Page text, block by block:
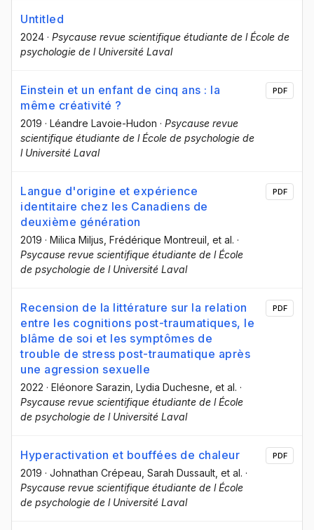
Untitled
2024 · Psycause revue scientifique étudiante de l École de
psychologie de l Université Laval
Einstein et un enfant de cinq ans : la
même créativité ?
2019 · Léandre Lavoie-Hudon · Psycause revue
scientifique étudiante de l École de psychologie de
l Université Laval
PDF
Langue d'origine et expérience
identitaire chez les Canadiens de
deuxième génération
2019 · Milica Miljus , Frédérique Montreuil , et al. ·
Psycause revue scientifique étudiante de l École
de psychologie de l Université Laval
PDF
Recension de la littérature sur la relation
entre les cognitions post-traumatiques, le
blâme de soi et les symptômes de
trouble de stress post-traumatique après
une agression sexuelle
2022 · Eléonore Sarazin , Lydia Duchesne , et al. ·
Psycause revue scientifique étudiante de l École
de psychologie de l Université Laval
PDF
Hyperactivation et bouffées de chaleur
2019 · Johnathan Crépeau , Sarah Dussault , et al. ·
Psycause revue scientifique étudiante de l École
de psychologie de l Université Laval
PDF